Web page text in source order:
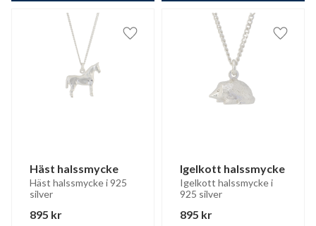
Häst halssmycke
Häst halssmycke i 925
silver
895 kr
Lägg till i favoriter
Igelkott halssmycke
Igelkott halssmycke i
925 silver
895 kr
Lägg